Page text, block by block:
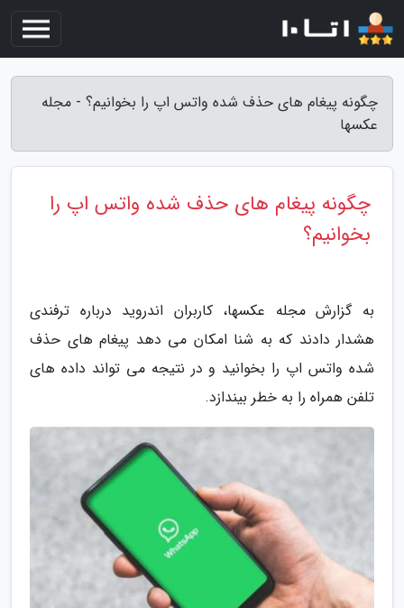
چگونه پیغام های حذف شده واتس اپ را بخوانیم؟ - مجله
عکسها
چگونه پیغام های حذف شده واتس اپ را
بخوانیم؟
به گزارش مجله عکسها، کاربران اندروید درباره ترفندی
هشدار دادند که به شنا امکان می دهد پیغام های حذف
شده واتس اپ را بخوانید و در نتیجه می تواند داده های
تلفن همراه را به خطر بیندازد.